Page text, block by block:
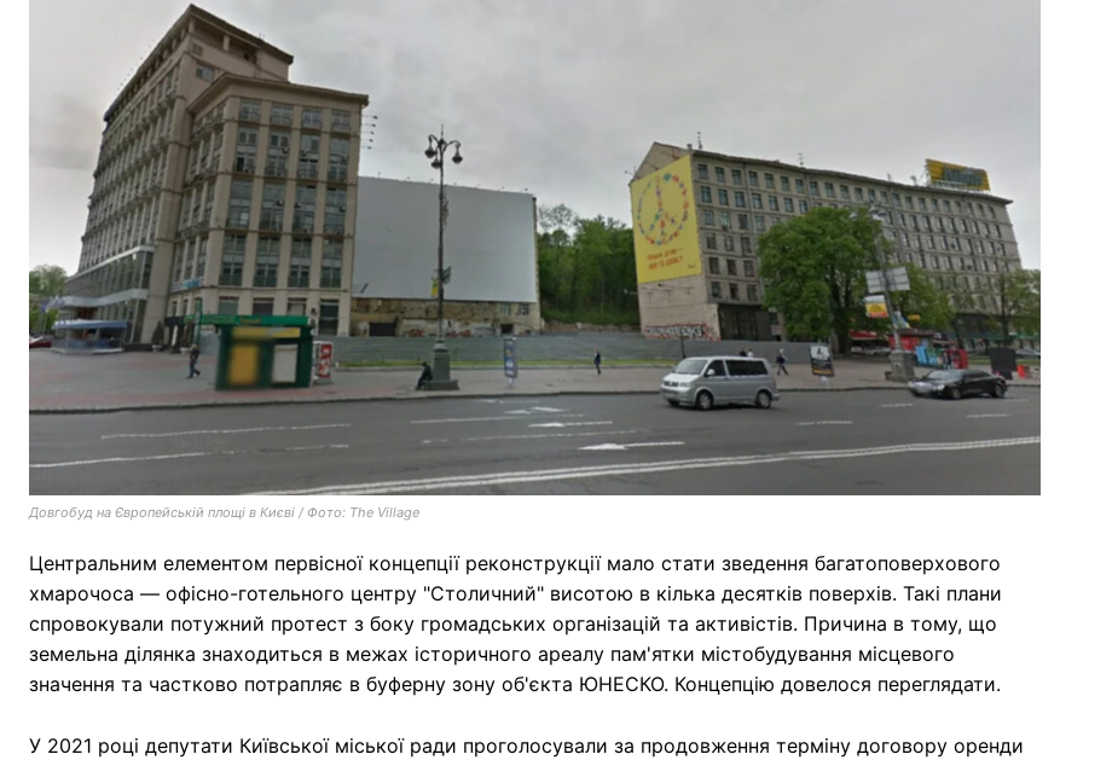
Довгобуд на Європейській площі в Києві / Фото: The Village
Центральним елементом первісної концепції реконструкції мало стати зведення багатоповерхового
хмарочоса — офісно-готельного центру "Столичний" висотою в кілька десятків поверхів. Такі плани
спровокували потужний протест з боку громадських організацій та активістів. Причина в тому, що
земельна ділянка знаходиться в межах історичного ареалу пам'ятки містобудування місцевого
значення та частково потрапляє в буферну зону об'єкта ЮНЕСКО. Концепцію довелося переглядати.
У 2021 році депутати Київської міської ради проголосували за продовження терміну договору оренди